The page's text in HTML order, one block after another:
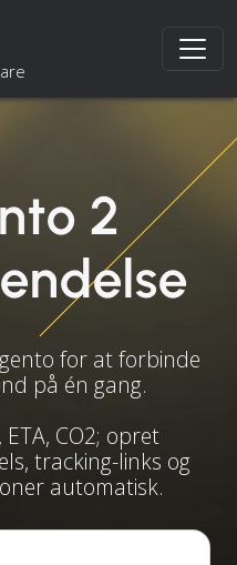
2
for at forbinde
på én gang.
CO2; opret
tracking-links og
automatisk.